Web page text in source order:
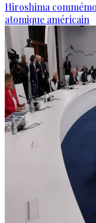
Hiroshima
atomique américain